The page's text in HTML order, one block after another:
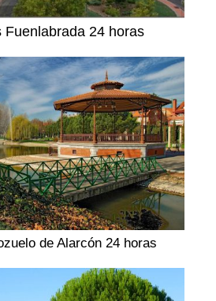
Fuenlabrada 24 horas
de Alarcón 24 horas